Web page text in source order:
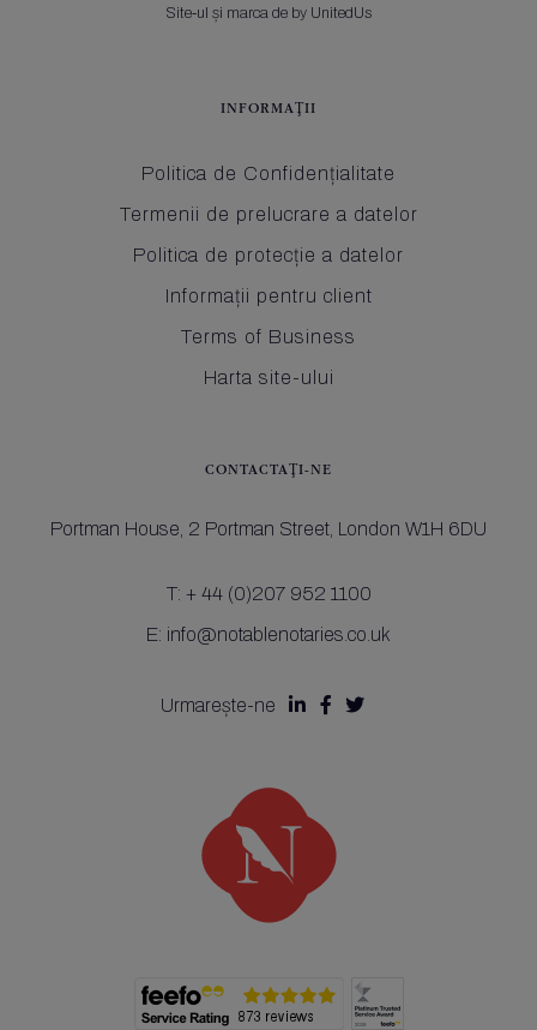
CONTACTAŢI-NE
Portman House, 2 Portman Street, London W1H 6DU
T: + 44 (0)207 952 1100
E: info@notablenotaries.co.uk
Urmarește-ne   
INFORMAŢII
Politica de Confidențialitate
Termenii de prelucrare a datelor
Politica de protecție a datelor
Informații pentru client
Terms of Business
Harta site-ului
Site-ul și marca de by UnitedUs